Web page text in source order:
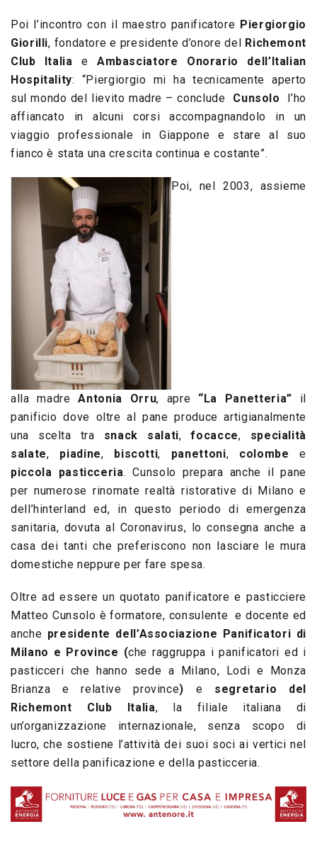
Poi l’incontro con il maestro panificatore Piergiorgio
Giorilli, fondatore e presidente d’onore del
Richemont
Club Italia e Ambasciatore Onorario dell’Italian
Hospitality: “Piergiorgio mi ha tecnicamente aperto
sul mondo del lievito madre – conclude Cunsolo l’ho
affiancato in alcuni corsi accompagnandolo in un
viaggio professionale in Giappone e stare al suo
fianco è stata una crescita continua e costante”.
Poi, nel 2003, assieme
alla madreAntonia Orru, apre “La Panetteria” il
panificio dove oltre al pane produce artigianalmente
una scelta tra snack salati,focacce, specialità
salate, piadine, biscotti, panettoni, colombe e
piccola pasticceria. Cunsolo prepara anche il pane
per numerose rinomate realtà ristorative di Milano e
dell’hinterland ed, in questo periodo di emergenza
sanitaria, dovuta al Coronavirus, lo consegna anche a
casa dei tanti che preferiscono non lasciare le mura
domestiche neppure per fare spesa.
Oltre ad essere un quotato panificatore e pasticciere
Matteo Cunsolo è formatore, consulente e docente ed
anche presidente dell’Associazione Panificatori di
Milano e Province (che raggruppa i panificatori ed i
pasticceri che hanno sede a Milano, Lodi e Monza
Brianza e relative province) e segretario del
Richemont Club Italia, la filiale italiana di
un’organizzazione internazionale, senza scopo di
lucro, che sostiene l’attività dei suoi soci ai vertici nel
settore della panificazione e della pasticceria.